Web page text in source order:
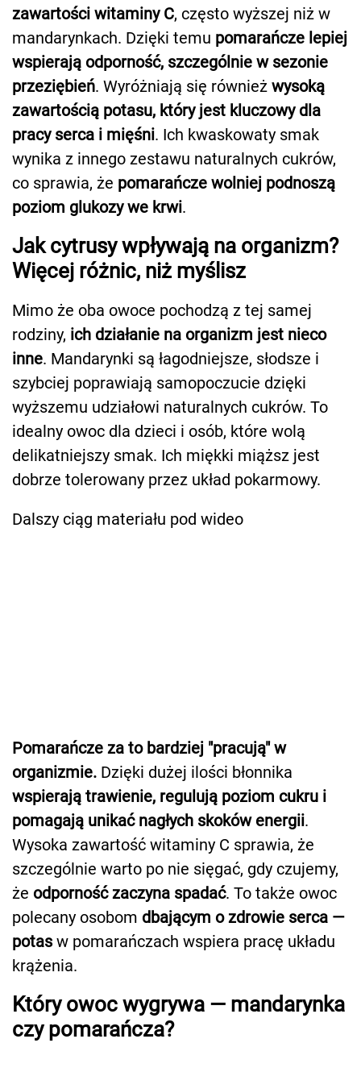
zawartości witaminy C, często wyższej niż w
mandarynkach. Dzięki temu pomarańcze lepiej
wspierają odporność, szczególnie w sezonie
przeziębień. Wyróżniają się również wysoką
zawartością potasu, który jest kluczowy dla
pracy serca i mięśni. Ich kwaskowaty smak
wynika z innego zestawu naturalnych cukrów,
co sprawia, że pomarańcze wolniej podnoszą
poziom glukozy we krwi.
Jak cytrusy wpływają na organizm?
Więcej różnic, niż myślisz
Mimo że oba owoce pochodzą z tej samej
rodziny, ich działanie na organizm jest nieco
inne. Mandarynki są łagodniejsze, słodsze i
szybciej poprawiają samopoczucie dzięki
wyższemu udziałowi naturalnych cukrów. To
idealny owoc dla dzieci i osób, które wolą
delikatniejszy smak. Ich miękki miąższ jest
dobrze tolerowany przez układ pokarmowy.
Dalszy ciąg materiału pod wideo
Pomarańcze za to bardziej "pracują" w
organizmie. Dzięki dużej ilości błonnika
wspierają trawienie, regulują poziom cukru i
pomagają unikać nagłych skoków energii.
Wysoka zawartość witaminy C sprawia, że
szczególnie warto po nie sięgać, gdy czujemy,
że odporność zaczyna spadać. To także owoc
polecany osobom dbającym o zdrowie serca —
potasw pomarańczach wspiera pracę układu
krążenia.
Który owoc wygrywa — mandarynka
czy pomarańcza?